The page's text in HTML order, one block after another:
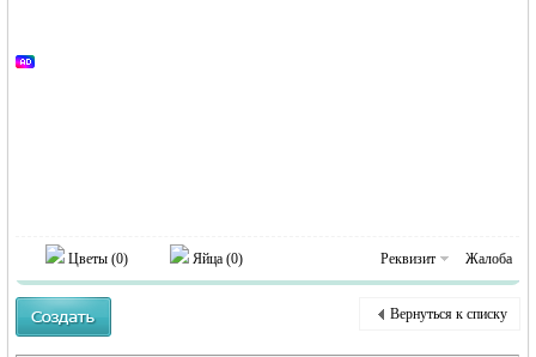
Цветы (0) Яйца (0) Реквизит Жалоба
Вернуться к списку